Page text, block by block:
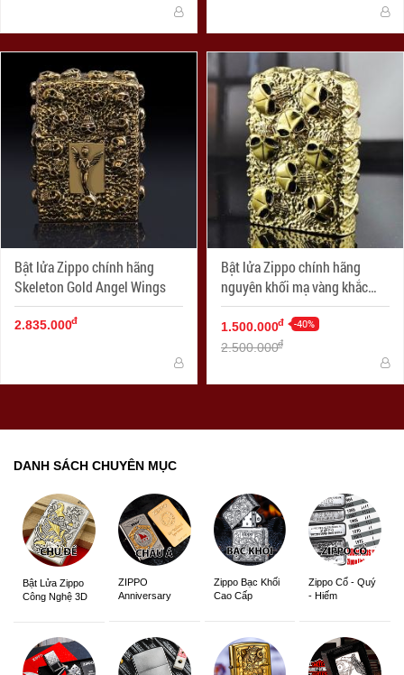
Bật lửa Zippo chính hãng
Skeleton Gold Angel Wings
2.835.000đ
Bật lửa Zippo chính hãng
nguyên khối mạ vàng khắc
hộp sọ đầu lâu
1.500.000đ -40%
2.500.000đ
DANH SÁCH CHUYÊN MỤC
Bật Lửa Zippo
Công Nghệ 3D
ZIPPO
Anniversary
Zippo Bạc Khối
Cao Cấp
Zippo Cổ - Quý
- Hiếm